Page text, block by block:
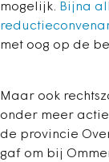
mogelijk. Bijna
met oog op de
Maar ook
onder meer
de provincie
gaf om bij